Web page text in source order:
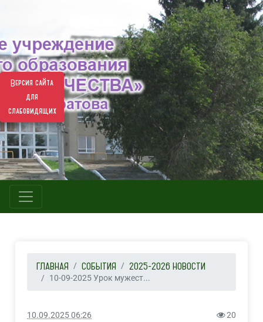
Версия сайта
для
слабовидящих
ГЛАВНАЯ СОБЫТИЯ 2025-2026 НОВОСТИ
10-09-2025 Урок мужест...
10.09.2025 06:26 20